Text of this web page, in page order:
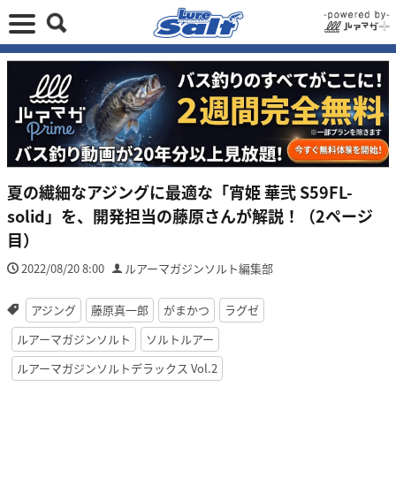
夏の繊細なアジングに最適な「宵姫 華弐 S59FL-
solid」を、開発担当の藤原さんが解説！（2ページ
目）
2022/08/20 8:00 ルアーマガジンソルト編集部
アジング 藤原真一郎 がまかつ
ラグゼ
ルアーマガジンソルト
ソルトルアー
ルアーマガジンソルトデラックス Vol.2